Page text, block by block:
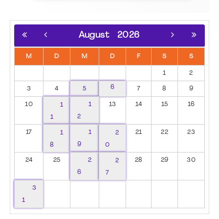
August 2026
M D M D F S S
1 2
3 4 5 6 7 8 9
10
1
1
1
2
13 14 15 16
17
1
8
1
9
2
0
21 22 23
24 25
2
6
2
7
28 29 30
3
1